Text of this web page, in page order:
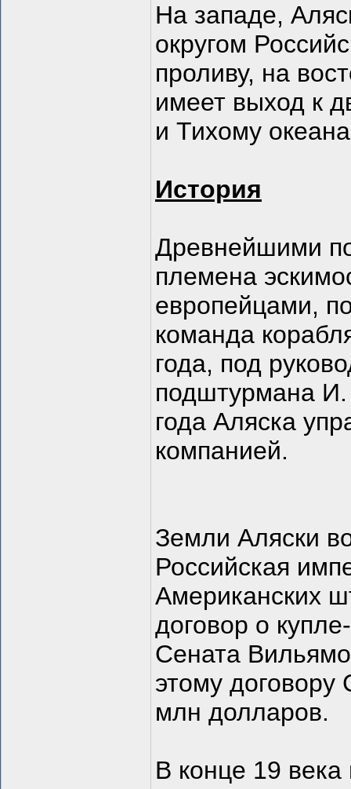
На западе,
округом
проливу, на
имеет выход к
и Тихому
История
Древнейшими
племена
европейцами,
команда
года, под
подштурмана
года Аляска
компанией.
Земли Аляски
Российская
Американских
договор о
Сената
этому
млн долларов.
В конце 19